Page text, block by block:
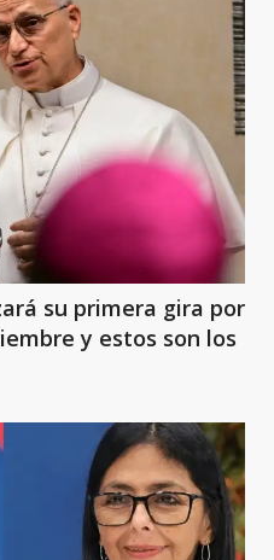
su primera gira por
y estos son los